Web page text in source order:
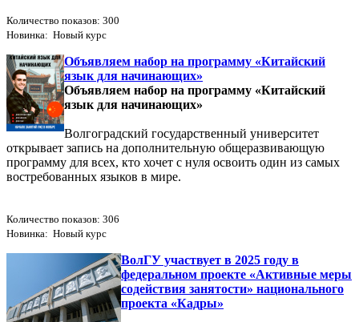
Количество показов: 300
Новинка: Новый курс
Объявляем набор на программу «Китайский
язык для начинающих»
Объявляем набор на программу «Китайский
язык для начинающих»
Волгоградский государственный университет
открывает запись на дополнительную общеразвивающую
программу для всех, кто хочет с нуля освоить один из самых
востребованных языков в мире.
Количество показов: 306
Новинка: Новый курс
ВолГУ участвует в 2025 году в
федеральном проекте «Активные меры
содействия занятости» национального
проекта «Кадры»